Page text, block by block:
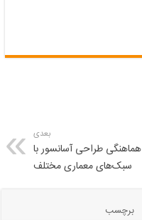
بعدی
هماهنگی طراحی آسانسور با
سبک‌های معماری مختلف
برچسب